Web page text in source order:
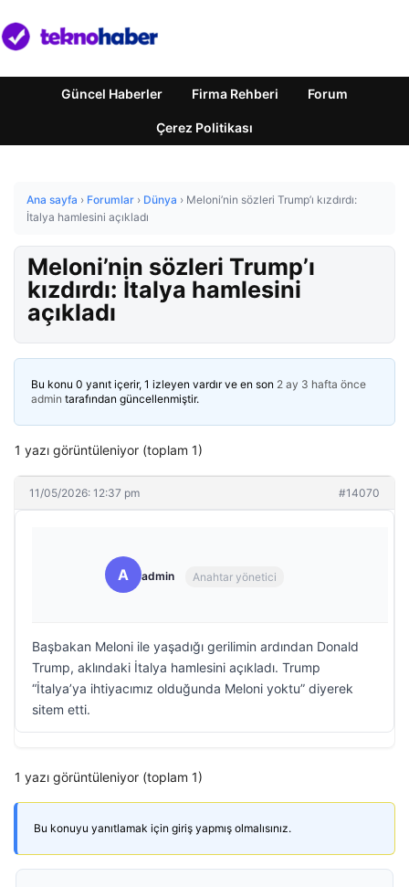
Güncel Haberler Firma Rehberi Forum
Çerez Politikası
Ana sayfa › Forumlar › Dünya › Meloni’nin sözleri Trump’ı kızdırdı:
İtalya hamlesini açıkladı
Meloni’nin sözleri Trump’ı
kızdırdı: İtalya hamlesini
açıkladı
Bu konu 0 yanıt içerir, 1 izleyen vardır ve en son 2 ay 3 hafta önce
admin tarafından güncellenmiştir.
1 yazı görüntüleniyor (toplam 1)
11/05/2026: 12:37 pm #14070
A admin Anahtar yönetici
Başbakan Meloni ile yaşadığı gerilimin ardından Donald
Trump, aklındaki İtalya hamlesini açıkladı. Trump
“İtalya’ya ihtiyacımız olduğunda Meloni yoktu” diyerek
sitem etti.
1 yazı görüntüleniyor (toplam 1)
Bu konuyu yanıtlamak için giriş yapmış olmalısınız.